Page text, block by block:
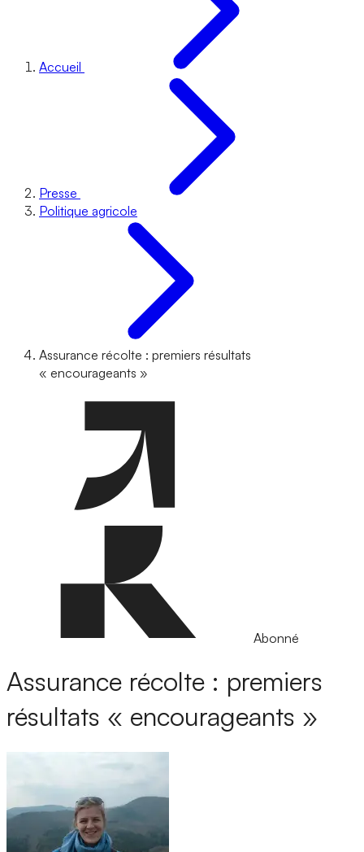
Accueil
Presse
Politique agricole
Assurance récolte : premiers résultats
« encourageants »
Abonné
Assurance récolte : premiers
résultats « encourageants »